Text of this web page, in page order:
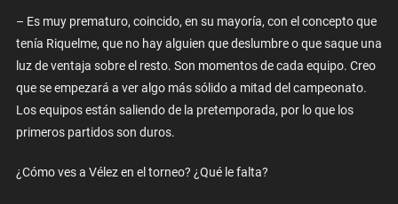
– Es muy prematuro, coincido, en su mayoría, con el concepto que
tenía Riquelme, que no hay alguien que deslumbre o que saque una
luz de ventaja sobre el resto. Son momentos de cada equipo. Creo
que se empezará a ver algo más sólido a mitad del campeonato.
Los equipos están saliendo de la pretemporada, por lo que los
primeros partidos son duros.
¿Cómo ves a Vélez en el torneo? ¿Qué le falta?